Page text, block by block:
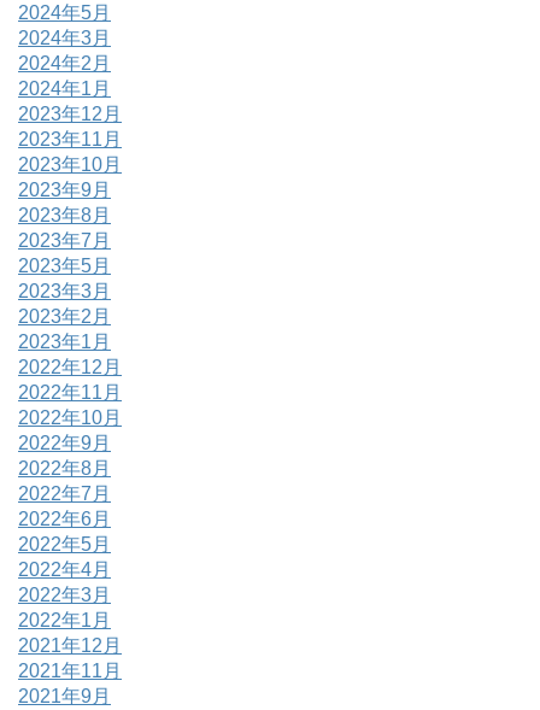
2024年5月
2024年3月
2024年2月
2024年1月
2023年12月
2023年11月
2023年10月
2023年9月
2023年8月
2023年7月
2023年5月
2023年3月
2023年2月
2023年1月
2022年12月
2022年11月
2022年10月
2022年9月
2022年8月
2022年7月
2022年6月
2022年5月
2022年4月
2022年3月
2022年1月
2021年12月
2021年11月
2021年9月